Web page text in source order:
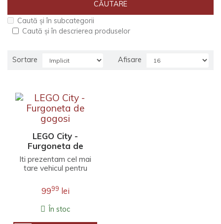
Caută și în subcategorii
Caută și în descrierea produselor
Sortare Afisare
LEGO City -
Furgoneta de
gogosi
Iti prezentam cel mai
tare vehicul pentru
mari ai dulciurilor.
Setul LEGO® Cit..
9999 lei
În stoc